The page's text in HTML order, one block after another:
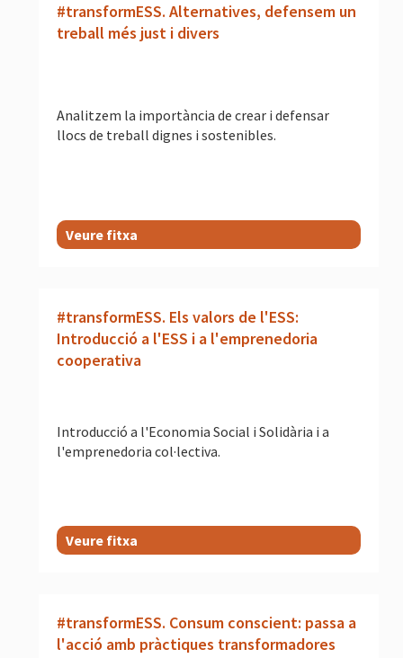
#transformESS. Alternatives, defensem un
treball més just i divers
Analitzem la importància de crear i defensar
llocs de treball dignes i sostenibles.
Veure fitxa
#transformESS. Els valors de l'ESS:
Introducció a l'ESS i a l'emprenedoria
cooperativa
Introducció a l'Economia Social i Solidària i a
l'emprenedoria col·lectiva.
Veure fitxa
#transformESS. Consum conscient: passa a
l'acció amb pràctiques transformadores